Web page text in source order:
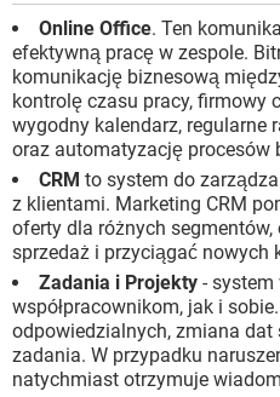
Online Office. Ten
efektywną pracę w zespole.
komunikację biznesową
kontrolę czasu pracy, firmowy
wygodny kalendarz, regularne
oraz automatyzację procesów
CRM to system do
z klientami. Marketing CRM
oferty dla różnych
sprzedaż i przyciągać nowych
Zadania i Projekty -
współpracownikom, jak i
odpowiedzialnych, zmiana
zadania. W przypadku
natychmiast otrzymuje